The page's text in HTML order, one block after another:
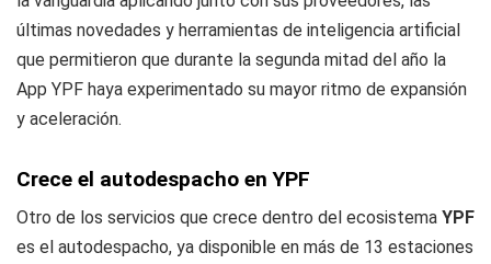
últimas novedades y herramientas de inteligencia artificial
que permitieron que durante la segunda mitad del año la
App YPF haya experimentado su mayor ritmo de expansión
y aceleración.
Crece el autodespacho en YPF
Otro de los servicios que crece dentro del ecosistema YPF
es el autodespacho, ya disponible en más de 13 estaciones